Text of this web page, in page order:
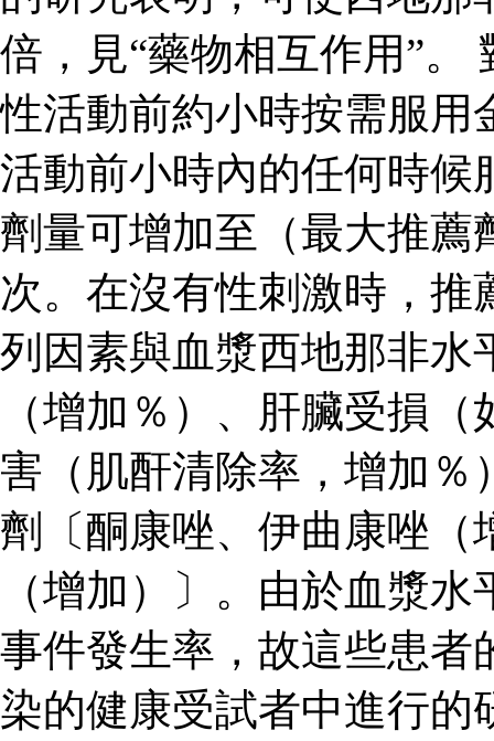
倍，見“藥物相互作用”。
性活動前約小時按需服用
活動前小時內的任何時候
劑量可增加至（最大推薦
次。在沒有性刺激時，
列因素與血漿西地那非水
（增加％）、肝臟受損
害（肌酐清除率，增加％
劑〔酮康唑、伊曲康唑（
（增加）〕。由於血漿
事件發生率，故這些患者
染的健康受試者中進行的